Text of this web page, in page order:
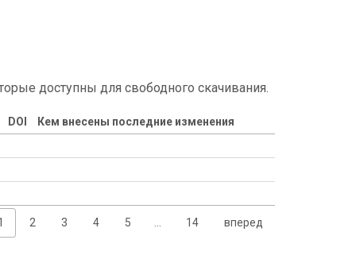
доступны для свободного скачивания.
DOI Кем внесены последние изменения
2 3 4 5 … 14 вперед